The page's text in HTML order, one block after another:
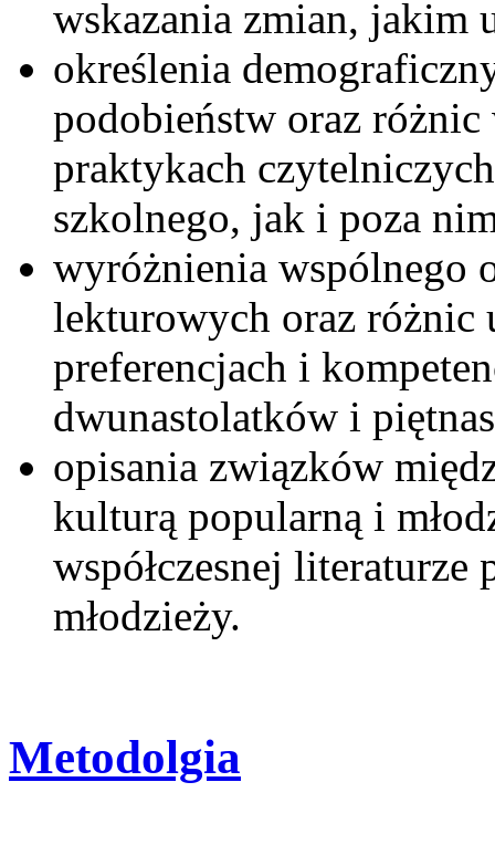
wskazania zmian, jakim
określenia
podobieństw oraz
praktykach
szkolnego, jak i poza
wyróżnienia wspólnego
lekturowych oraz różnic
preferencjach i
dwunastolatków i
opisania związków
kulturą popularną i
współczesnej
młodzieży.
Metodolgia